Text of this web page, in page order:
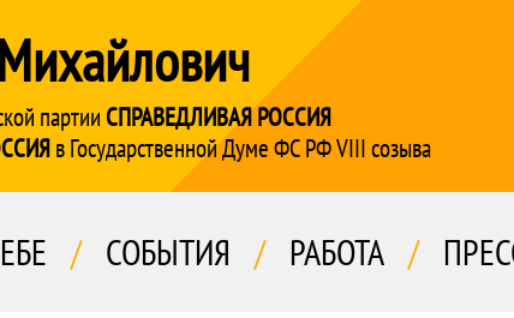
партии СПРАВЕДЛИВАЯ РОССИЯ
в Государственной Думе ФС РФ VIII созыва
/ СОБЫТИЯ / РАБОТА /